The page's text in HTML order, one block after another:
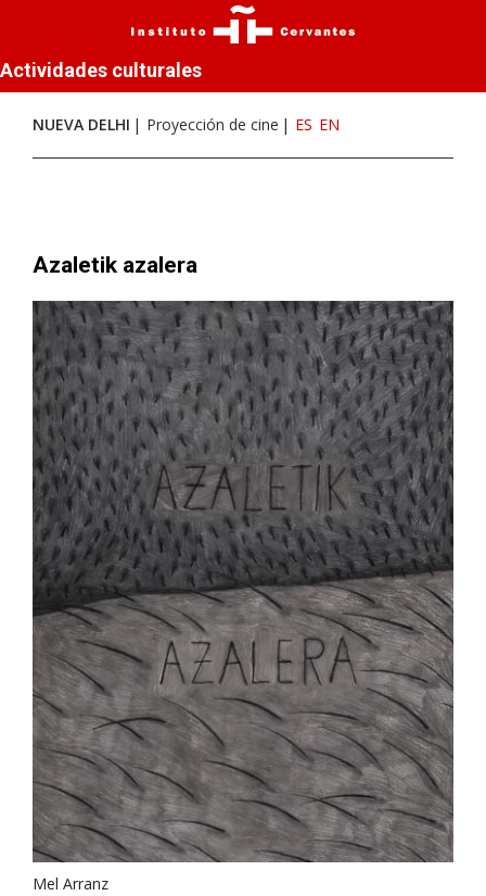
Actividades culturales
NUEVA DELHI Proyección de cine ES EN
Azaletik azalera
Mel Arranz